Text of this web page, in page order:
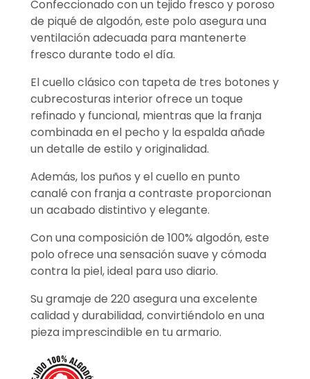
Confeccionado con un tejido fresco y poroso
de piqué de algodón, este polo asegura una
ventilación adecuada para mantenerte
fresco durante todo el día.
El cuello clásico con tapeta de tres botones y
cubrecosturas interior ofrece un toque
refinado y funcional, mientras que la franja
combinada en el pecho y la espalda añade
un detalle de estilo y originalidad.
Además, los puños y el cuello en punto
canalé con franja a contraste proporcionan
un acabado distintivo y elegante.
Con una composición de 100% algodón, este
polo ofrece una sensación suave y cómoda
contra la piel, ideal para uso diario.
Su gramaje de 220 asegura una excelente
calidad y durabilidad, convirtiéndolo en una
pieza imprescindible en tu armario.